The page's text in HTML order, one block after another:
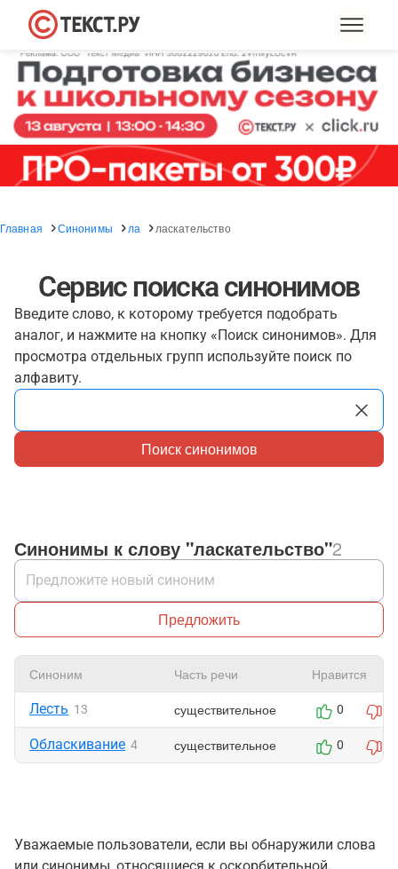
Главная Синонимы ла ласкательство
Сервис поиска синонимов
Введите слово, к которому требуется подобрать
аналог, и нажмите на кнопку «Поиск синонимов». Для
просмотра отдельных групп используйте поиск по
алфавиту.
Поиск синонимов
Синонимы к слову "ласкательство"2
Предложить
Синоним Часть речи Нравится
Лесть 13 существительное 0
Обласкивание 4 существительное 0
Уважаемые пользователи, если вы обнаружили слова